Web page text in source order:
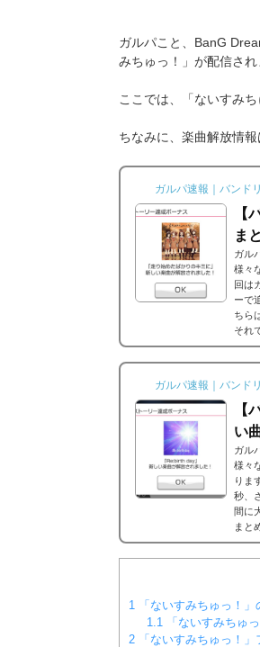
ガルパこと、BanG
みちゅっ！」が配信され
ここでは、「ないすみ
ちなみに、楽曲解放情報
ガルパ速報｜バンド
【
ま
ガル
様々
回は
ーで
ちら
それ
スト
思う
ガルパ速報｜バンド
【
い
ガル
様々
りま
秒、
間に
まと
ア効
コア
1
「ないすみちゅっ！」
1.1
「ないすみちゅ
2 「ないすみちゅっ！